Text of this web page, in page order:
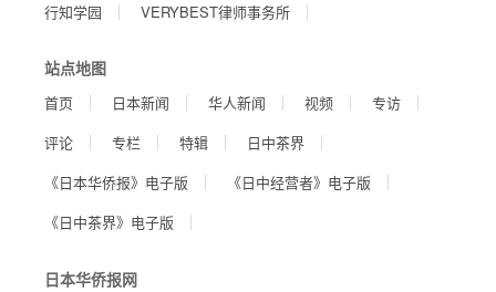
行知学园
VERYBEST律师事务所
站点地图
首页 日本新闻 华人新闻 视频
专访
评论
专栏 特辑
日中茶界
《日本华侨报》电子版
《日中经营者》电子版
《日中茶界》电子版
日本华侨报网